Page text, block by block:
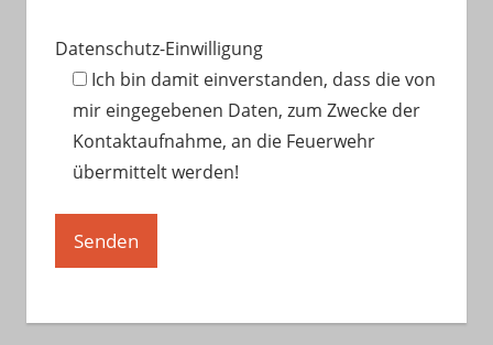
Datenschutz-Einwilligung
Ich bin damit einverstanden, dass die von
mir eingegebenen Daten, zum Zwecke der
Kontaktaufnahme, an die Feuerwehr
übermittelt werden!